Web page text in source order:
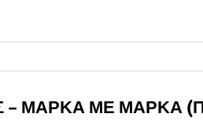
– ΜΆΡΚΑ ΜΕ ΜΆΡΚΑ